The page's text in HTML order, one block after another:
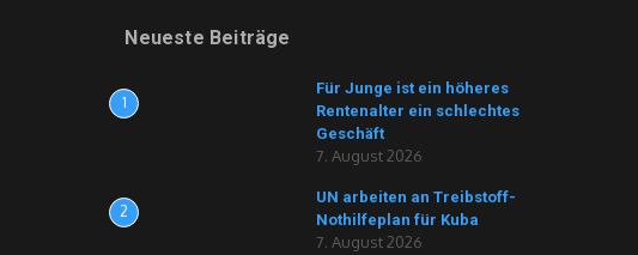
Neueste Beiträge
1
Für Junge ist ein höheres
Rentenalter ein schlechtes
Geschäft
7. August 2026
2
UN arbeiten an Treibstoff-
Nothilfeplan für Kuba
7. August 2026